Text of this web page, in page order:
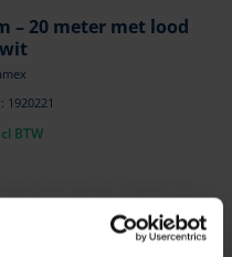
– 20 meter met lood
BTW